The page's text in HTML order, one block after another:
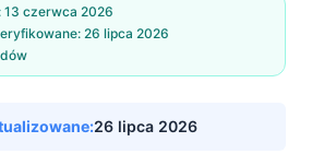
13 czerwca 2026
26 lipca 2026
26 lipca 2026